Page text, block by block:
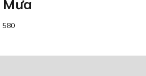
580